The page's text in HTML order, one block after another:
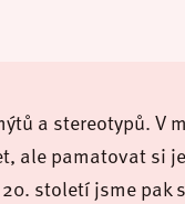
a stereotypů. V
ale pamatovat si
století jsme pak